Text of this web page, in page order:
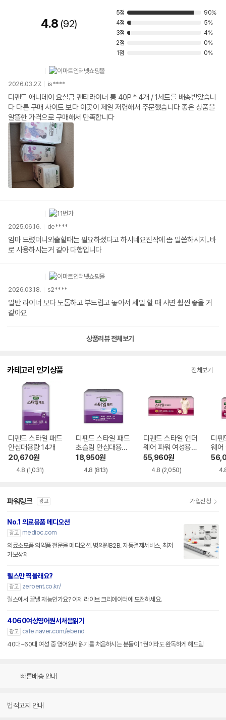
4.8 92
5점
90%
4점
5%
3점
4%
2점
0%
1점
0%
2026.03.27. is****
디팬드 애니데이 요실금 팬티라이너 롱 40P * 4개 / 1세트를 배송받았습니
다 다른 구매 사이트 보다 이곳이 제일 저렴해서 주문했습니다 좋은 상품을
알뜰한 가격으로 구매해서 만족합니다
2025.06.16. de****
엄마 드렸더니외출할때는 필요하셨다고 하시네요진작에 좀 말씀하시지..바
로 사용하시는거 같아 다행입니다
2026.03.18. s2****
일반 라이너 보다 도톰하고 부드럽고 돟아서 세일 할 때 사면 훨씬 좋을 거
같아요
상품리뷰 전체보기
카테고리 인기상품 전체보기
디펜드 스타일 패드
안심대용량 14개
20,670원
4.8 (1,031)
디펜드 스타일 패드
초슬림 안심대용량
12개
18,950원
4.8 (813)
디펜드 스타일 언더
웨어 파워 여성용
대형 16개
55,960원
4.8 (2,050)
디펜
웨어
형
파워링크 광고 가입신청
No.1 의료용품 메디오션
광고
medioc.com
의료소모품 의약품 전문몰 메디오션. 병의원B2B. 자동결제서비스, 최저
가보상제
릴스만 찍을래요?
광고
zeroent.co.kr/
릴스에서 끝낼 재능인가요? 이제 라이브 크리에이터에 도전하세요.
4060여성영어원서처음읽기
광고
cafe.naver.com/ebend
40대~60대 여성 중 영어원서읽기를 처음하시는 분들이 1권이라도 완독하게 해드림
빠른배송 안내
법적고지 안내